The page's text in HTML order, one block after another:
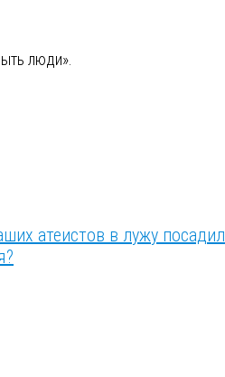
люди».
атеистов в лужу посадил